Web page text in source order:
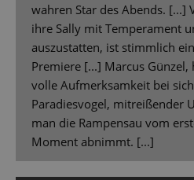
wahren Star des Abends. [...]
ihre Sally mit Temperament
auszustatten, ist stimmlich
Premiere [...] Marcus
volle Aufmerksamkeit bei
Paradiesvogel, mitreißender
man die Rampensau vom
Moment abnimmt. [...]